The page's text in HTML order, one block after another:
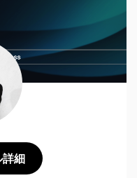
詳細